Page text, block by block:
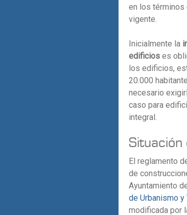
en los términos
vigente.
Inicialmente la
edificios es
los edificios,
20.000
necesario
caso para
integral.
Situación
El reglamento
de
Ayuntamiento
de Urbanismo
modificada por